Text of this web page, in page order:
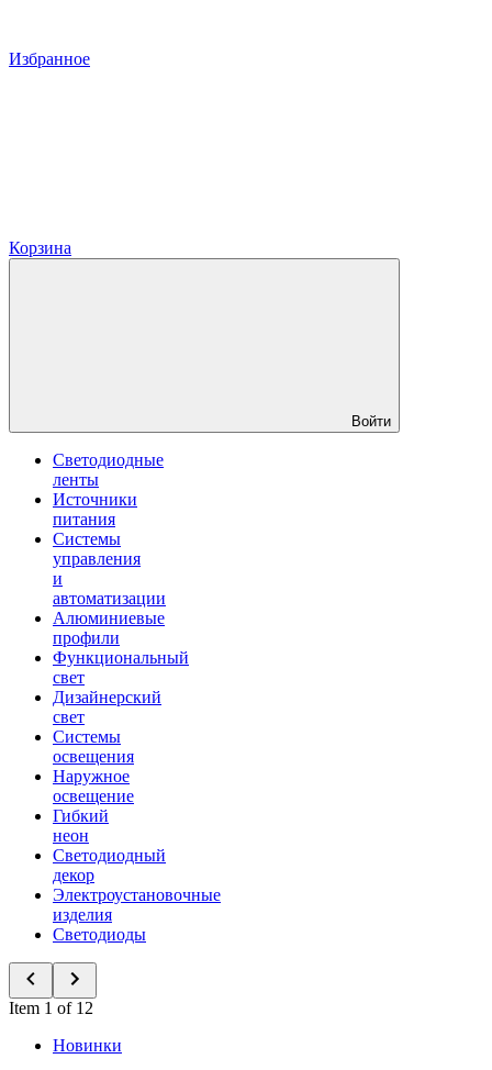
Избранное
Корзина
Войти
Светодиодные
ленты
Источники
питания
Системы
управления
и
автоматизации
Алюминиевые
профили
Функциональный
свет
Дизайнерский
свет
Системы
освещения
Наружное
освещение
Гибкий
неон
Светодиодный
декор
Электроустановочные
изделия
Светодиоды
Item 1 of 12
Новинки